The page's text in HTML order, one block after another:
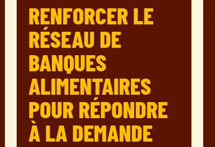
RENFORCER LE
RÉSEAU DE
BANQUES
ALIMENTAIRES
POUR RÉPONDRE
À LA DEMANDE